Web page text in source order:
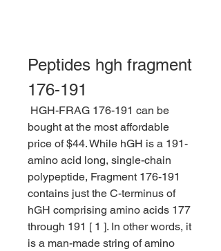
Peptides hgh fragment
176-191
bought at the most affordable
price of $44. While hGH is a 191-
amino acid long, single-chain
polypeptide, Fragment 176-191
contains just the C-terminus of
hGH comprising amino acids 177
through 191 [ 1 ]. In other words, it
is a man-made string of amino